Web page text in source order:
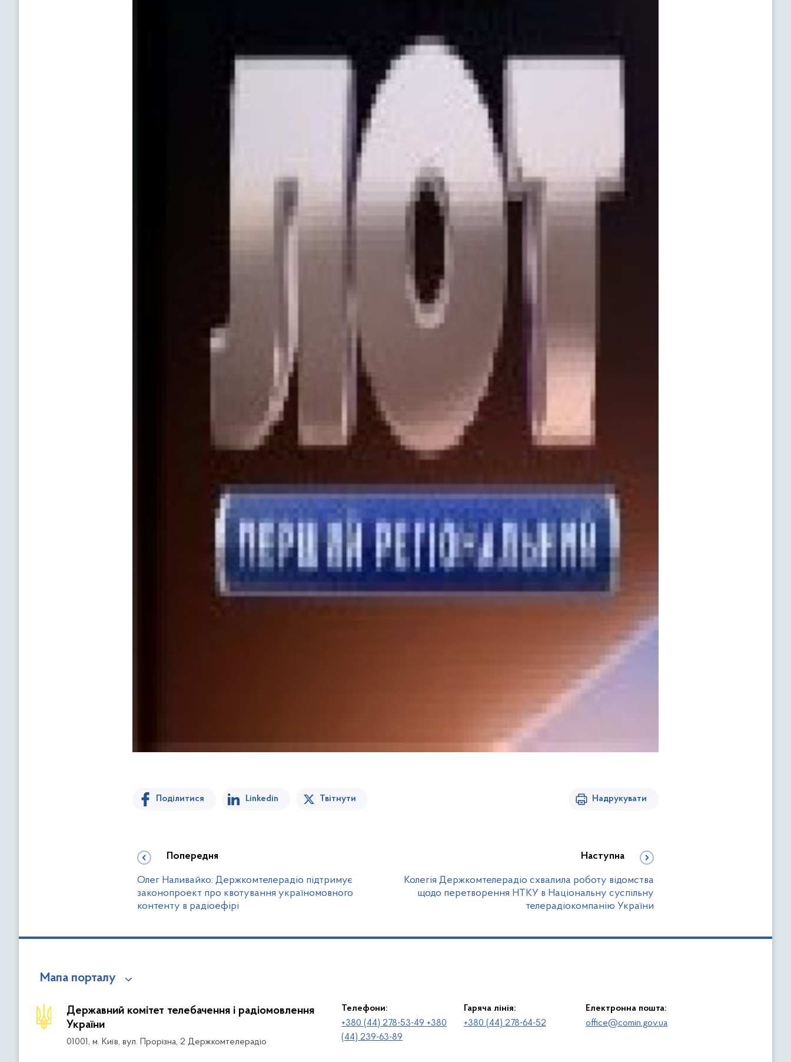
Поділитися Linkedin Твітнути Надрукувати
Попередня
Олег Наливайко: Держкомтелерадіо підтримує
законопроект про квотування україномовного
контенту в радіоефірі
Наступна
Колегія Держкомтелерадіо схвалила роботу відомства
щодо перетворення НТКУ в Національну суспільну
телерадіокомпанію України
Мапа порталу
Державний комітет телебачення і радіомовлення
України
01001, м. Київ, вул. Прорізна, 2 Держкомтелерадіо
Телефони:
+380 (44) 278-53-49 +380
(44) 239-63-89
Гаряча лінія:
+380 (44) 278-64-52
Електронна пошта:
office@comin.gov.ua